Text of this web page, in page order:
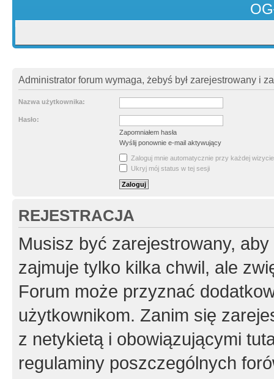
Administrator forum wymaga, żebyś był zarejestrowany i
Nazwa użytkownika:
Hasło:
Zapomniałem hasła
Wyślij ponownie e-mail aktywujący
Zaloguj mnie automatycznie przy każdej wizycie
Ukryj mój status w tej sesji
REJESTRACJA
Musisz być zarejestrowany,
zajmuje tylko kilka chwil, ale
Forum może przyznać
użytkownikom. Zanim się
z netykietą i obowiązującymi
regulaminy poszczególnych